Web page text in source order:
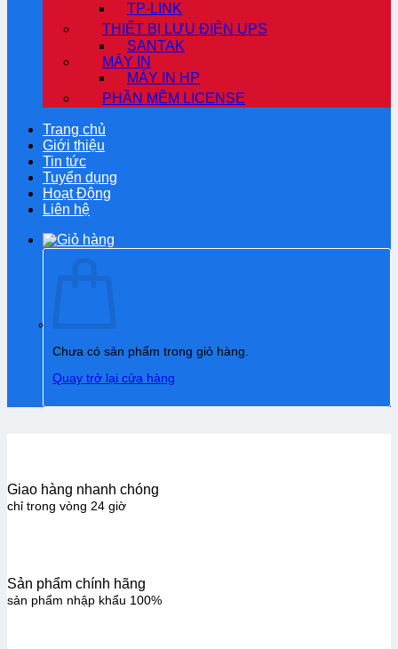
TP-LINK
THIẾT BỊ LƯU ĐIỆN UPS
SANTAK
MÁY IN
MÁY IN HP
PHẦN MỀM LICENSE
Trang chủ
Giới thiệu
Tin tức
Tuyển dụng
Hoạt Động
Liên hệ
Chưa có sản phẩm trong giỏ hàng.
Quay trở lại cửa hàng
Giao hàng nhanh chóng
chỉ trong vòng 24 giờ
Sản phẩm chính hãng
sản phẩm nhập khẩu 100%